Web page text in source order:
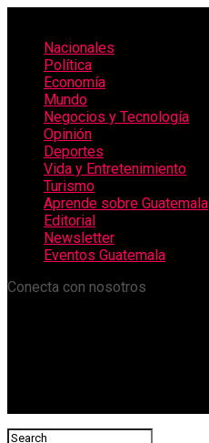
Nacionales
Política
Economía
Mundo
Negocios y Tecnología
Opinión
Deportes
Vida y Entretenimiento
Turismo
Aprende sobre Guatemala
Editorial
Newsletter
Eventos Guatemala
Conecta con nosotros